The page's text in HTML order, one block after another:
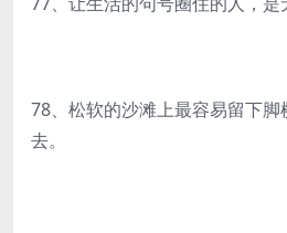
78、松软的沙滩上最容易留下
去。